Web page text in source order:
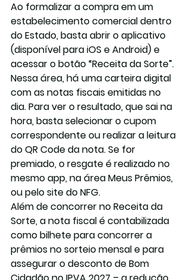
Ao formalizar a compra em um
estabelecimento comercial dentro
do Estado, basta abrir o aplicativo
(disponível para iOS e Android) e
acessar o botão “Receita da Sorte”.
Nessa área, há uma carteira digital
com as notas fiscais emitidas no
dia. Para ver o resultado, que sai na
hora, basta selecionar o cupom
correspondente ou realizar a leitura
do QR Code da nota. Se for
premiado, o resgate é realizado no
mesmo app, na área Meus Prêmios,
ou pelo site do NFG.
Além de concorrer no Receita da
Sorte, a nota fiscal é contabilizada
como bilhete para concorrer a
prêmios no sorteio mensal e para
assegurar o desconto de Bom